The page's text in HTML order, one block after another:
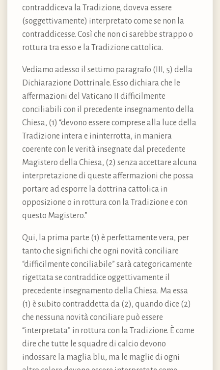
contraddiceva la Tradizione, doveva essere
(soggettivamente) interpretato come se non la
contraddicesse. Così che non ci sarebbe strappo o
rottura tra esso e la Tradizione cattolica.
Vediamo adesso il settimo paragrafo (III, 5) della
Dichiarazione Dottrinale. Esso dichiara che le
affermazioni del Vaticano II difficilmente
conciliabili con il precedente insegnamento della
Chiesa, (1) “devono essere comprese alla luce della
Tradizione intera e ininterrotta, in maniera
coerente con le verità insegnate dal precedente
Magistero della Chiesa, (2) senza accettare alcuna
interpretazione di queste affermazioni che possa
portare ad esporre la dottrina cattolica in
opposizione o in rottura con la Tradizione e con
questo Magistero.”
Qui, la prima parte (1) è perfettamente vera, per
tanto che significhi che ogni novità conciliare
“difficilmente conciliabile” sarà categoricamente
rigettata se contraddice oggettivamente il
precedente insegnamento della Chiesa. Ma essa
(1) è subito contraddetta da (2), quando dice (2)
che nessuna novità conciliare può essere
“interpretata” in rottura con la Tradizione. È come
dire che tutte le squadre di calcio devono
indossare la maglia blu, ma le maglie di ogni